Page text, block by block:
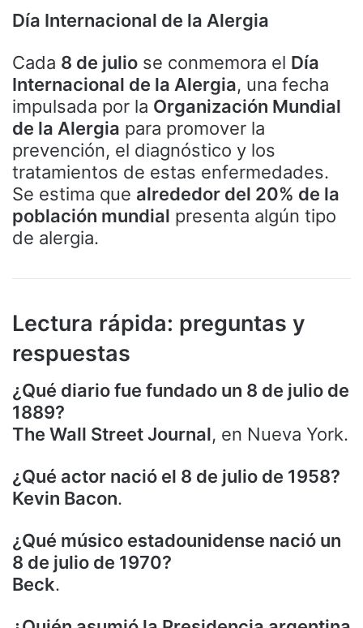
Día Internacional de la Alergia
Cada 8 de julio se conmemora el Día
Internacional de la Alergia, una fecha
impulsada por la Organización Mundial
de la Alergia para promover la
prevención, el diagnóstico y los
tratamientos de estas enfermedades.
Se estima que alrededor del 20% de la
población mundial presenta algún tipo
de alergia.
Lectura rápida: preguntas y
respuestas
¿Qué diario fue fundado un 8 de julio de
1889?
The Wall Street Journal, en Nueva York.
¿Qué actor nació el 8 de julio de 1958?
Kevin Bacon.
¿Qué músico estadounidense nació un
8 de julio de 1970?
Beck.